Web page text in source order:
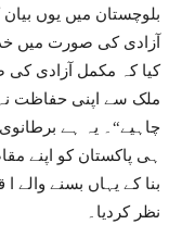
بلوچستان میں یوں
آزادی کی صورت میں
کیا کہ مکمل آزادی
ملک سے اپنی حفاظت
چاہیے“۔ یہ ہے
ہی پاکستان کو اپنے
بنا کے یہاں بسنے
نظر کردیا۔